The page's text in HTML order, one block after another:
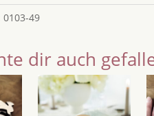
0103-49
dir auch